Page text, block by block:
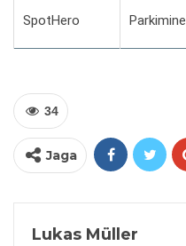
SpotHero Parkimine
34
Jaga
Lukas Müller